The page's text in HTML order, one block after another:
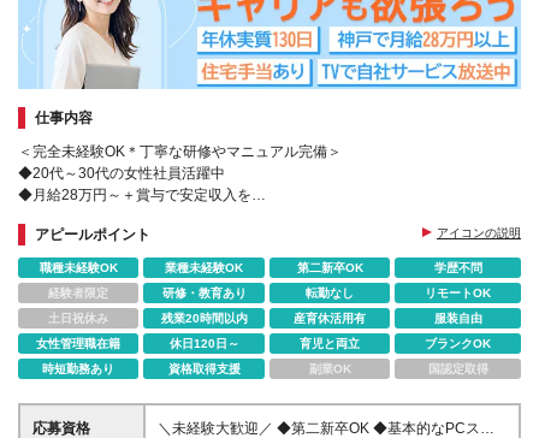
仕事内容
＜完全未経験OK＊丁寧な研修やマニュアル完備＞
◆20代～30代の女性社員活躍中
◆月給28万円～＋賞与で安定収入を
◆1杯50円のドリンクやオフィスグリコあり
アピールポイント アイコンの説明
職種未経験OK 業種未経験OK 第二新卒OK
学歴不問
経験者限定
研修・教育あり 転勤なし
リモートOK
土日祝休み
残業20時間以内 産育休活用有
服装自由
女性管理職在籍
休日120日～ 育児と両立
ブランクOK
時短勤務あり
資格取得支援 副業OK 国認定取得
応募資格
＼未経験大歓迎／ ◆第二新卒OK ◆基本的なPCスキ